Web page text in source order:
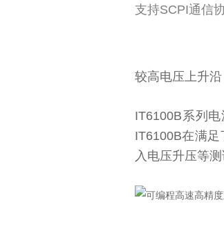
支持SCPI通信
较高电压上升沿
IT6100B系列
IT6100B在满
入电压升压等测